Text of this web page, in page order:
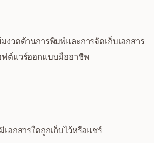
งวดด้านการพิมพ์และการจัดเก็บเอกสาร
ฟต์แวร์ออกแบบมืออาชีพ
อกสารใดถูกเก็บไว้หรือแชร์